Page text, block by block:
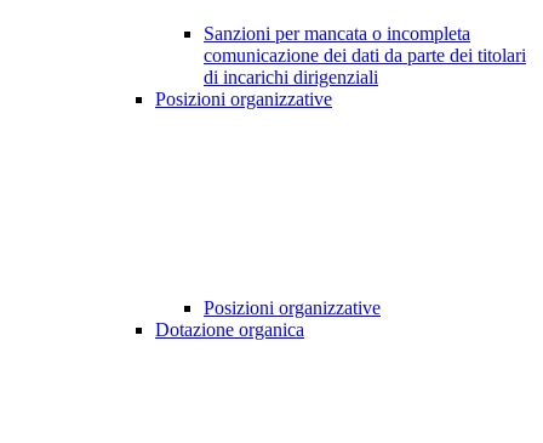
Sanzioni per mancata o incompleta
comunicazione dei dati da parte dei titolari
di incarichi dirigenziali
Posizioni organizzative
Posizioni organizzative
Dotazione organica